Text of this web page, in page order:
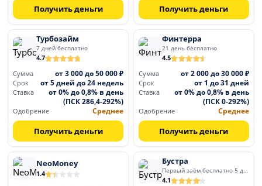
Получить деньги Получить деньги
Турбозайм
7 дней бесплатно
4.7
Сумма
от 3 000 до 50 000 ₽
Срок от 5 дней до 24 недель
Ставка
от 0% до 0,8% в день
(ПСК 286,4-292%)
Одобрение Среднее
Получить деньги
Финтерра
21 день бесплатно
4.5
Сумма
от 2 000 до 30 000 ₽
Срок от 1 до 31 дней
Ставка
от 0% до 0,8% в день
(ПСК 0-292%)
Одобрение Среднее
Получить деньги
NeoMoney
1.4
Бустра
Первый заём бесплатно 5 дней
4.1